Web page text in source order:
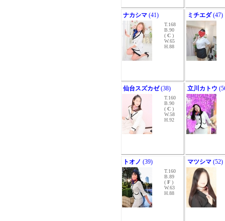
ナカシマ (41)
T.168
B.90
( C )
W.65
H.88
ミチエダ(47)
仙台スズカゼ(38)
T.160
B.90
( C )
W.58
H.92
立川カトウ
トオノ (39)
T.160
B.89
( F )
W.63
H.88
マツシマ (52)